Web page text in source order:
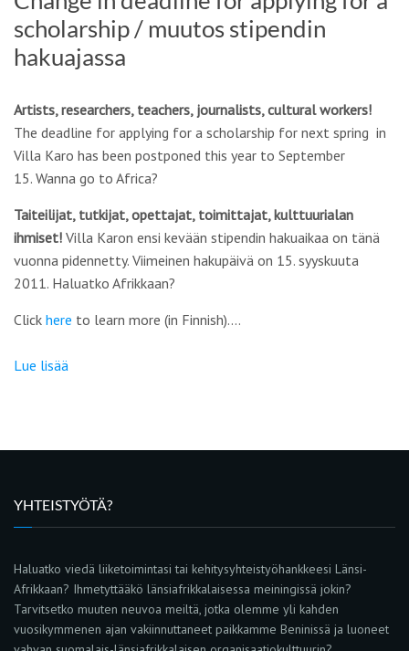
scholarship / muutos stipendin
hakuajassa
Artists, researchers, teachers, journalists, cultural workers!
The deadline for applying for a scholarship for next spring in
Villa Karo has been postponed this year to September
15. Wanna go to Africa?
Taiteilijat, tutkijat, opettajat, toimittajat, kulttuurialan
ihmiset! Villa Karon ensi kevään stipendin hakuaikaa on tänä
vuonna pidennetty. Viimeinen hakupäivä on 15. syyskuuta
2011. Haluatko Afrikkaan?
Click here to learn more (in Finnish).…
Lue lisää
YHTEISTYÖTÄ?
Haluatko viedä liiketoimintasi tai kehitysyhteistyöhankkeesi Länsi-
Afrikkaan? Ihmetyttääkö länsiafrikkalaisessa meiningissä jokin?
Tarvitsetko muuten neuvoa meiltä, jotka olemme yli kahden
vuosikymmenen ajan vakiinnuttaneet paikkamme Beninissä ja luoneet